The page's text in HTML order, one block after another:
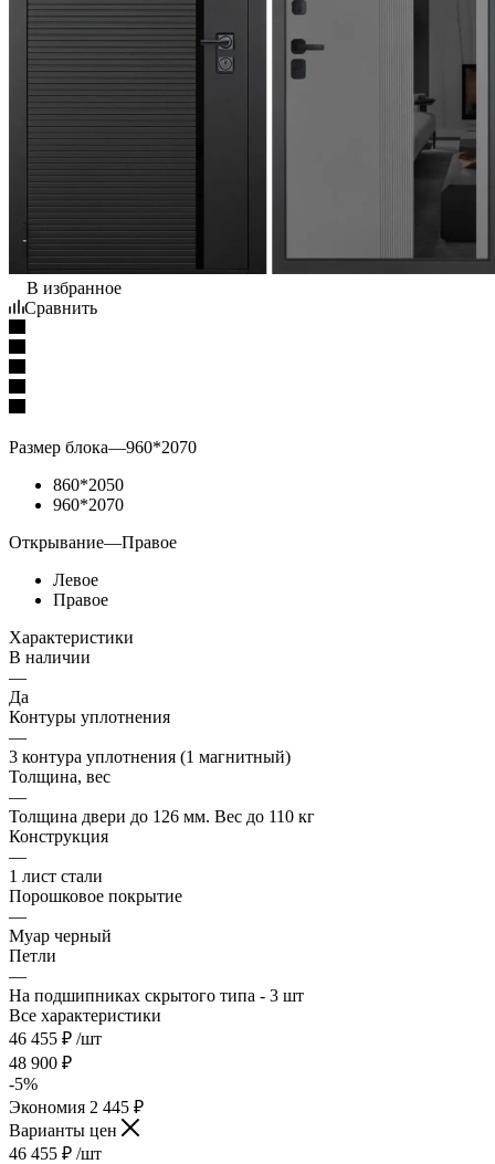
В избранное
Сравнить
Размер блока—960*2070
860*2050
960*2070
Открывание—Правое
Левое
Правое
Характеристики
В наличии
—
Да
Контуры уплотнения
—
3 контура уплотнения (1 магнитный)
Толщина, вес
—
Толщина двери до 126 мм. Вес до 110 кг
Конструкция
—
1 лист стали
Порошковое покрытие
—
Муар черный
Петли
—
На подшипниках скрытого типа - 3 шт
Все характеристики
46 455 ₽ /шт
48 900 ₽
-5%
Экономия 2 445 ₽
Варианты цен
46 455 ₽ /шт